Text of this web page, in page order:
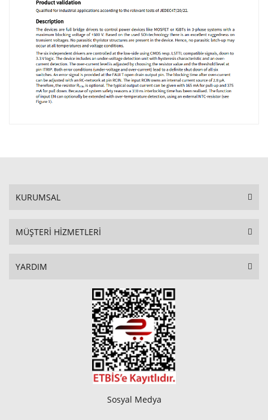
KURUMSAL
MÜŞTERİ HİZMETLERİ
YARDIM
Sosyal Medya